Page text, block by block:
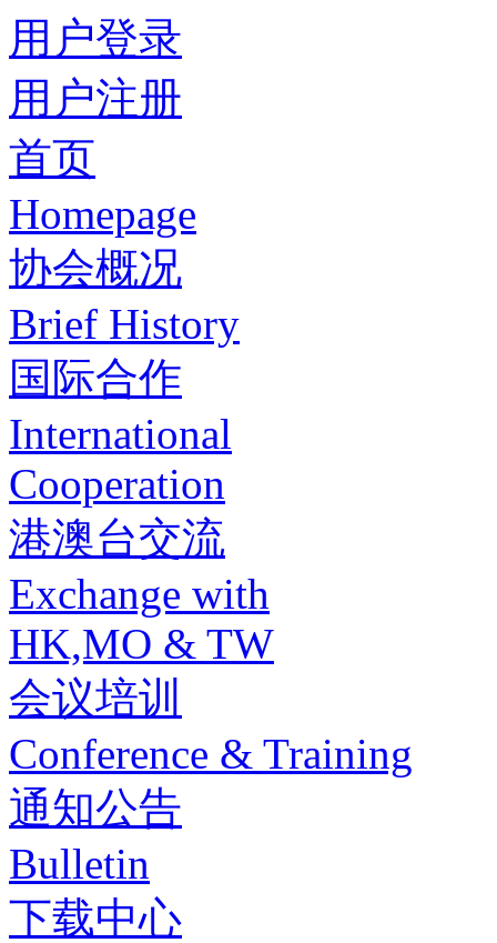
用户登录
用户注册
首页
Homepage
协会概况
Brief History
国际合作
International
Cooperation
港澳台交流
Exchange with
HK,MO & TW
会议培训
Conference & Training
通知公告
Bulletin
下载中心